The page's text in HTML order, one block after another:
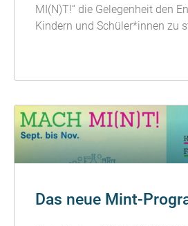
MI(N)T!“ die Gelegenheit den
Kindern und Schüler*innen zu
Das neue Mint-